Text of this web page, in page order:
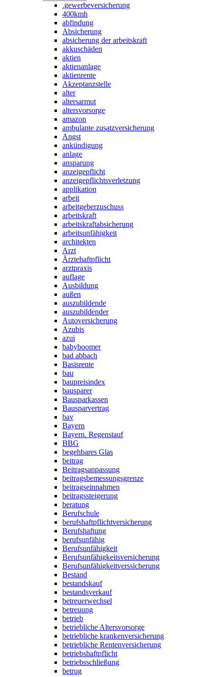
.gewerbeversicherung
400kmh
abfindung
Absicherung
absicherung der arbeitskraft
akkuschäden
aktien
aktienanlage
aktienrente
Akzeptanzstelle
alter
altersarmut
altersvorsorge
amazon
ambulante zusatzversicherung
Angst
ankündigung
anlage
ansparung
anzeigepflicht
anzeigepflichtsverletzung
applikation
arbeit
arbeitgeberzuschuss
arbeitskraft
arbeitskraftabsicherung
arbeitsunfähigkeit
architekten
Arzt
Ärztehaftpflicht
arztpraxis
auflage
Ausbildung
außen
auszubildende
auszubildender
Autoversicherung
Azubis
azui
babyboomer
bad abbach
Basisrente
bau
baupreisindex
bausparer
Bausparkassen
Bausparvertrag
bav
Bayern
Bayern. Regenstauf
BBG
begehbares Glas
beitrag
Beitragsanpassung
beitragsbemessungsgrenze
beitragseinnahmen
beitragssteigerung
beratung
Berufschule
berufshaftpflichtversicherung
Berufshaftung
berufsunfähig
Berufsunfähigkeit
Berufsunfähigkeitsversicherung
Berufsunfähigkeitverssicherung
Bestand
bestandskauf
bestandsverkauf
betreuerwechsel
betreuung
betrieb
betriebliche Altersvorsorge
betriebliche krankenversicherung
betriebliche Rentenversicherung
betriebshaftpflicht
betriebsschließung
betrug